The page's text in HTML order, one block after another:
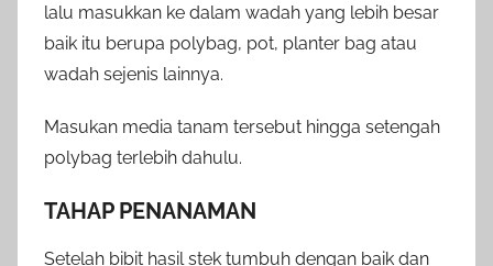
lalu masukkan ke dalam wadah yang lebih besar
baik itu berupa polybag, pot, planter bag atau
wadah sejenis lainnya.
Masukan media tanam tersebut hingga setengah
polybag terlebih dahulu.
TAHAP PENANAMAN
Setelah bibit hasil stek tumbuh dengan baik dan